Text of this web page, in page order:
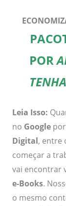
POR
Leia Isso:
no Googlepor
Digital, entre
começar a
vai encontrar
e-Books.
o mesmo